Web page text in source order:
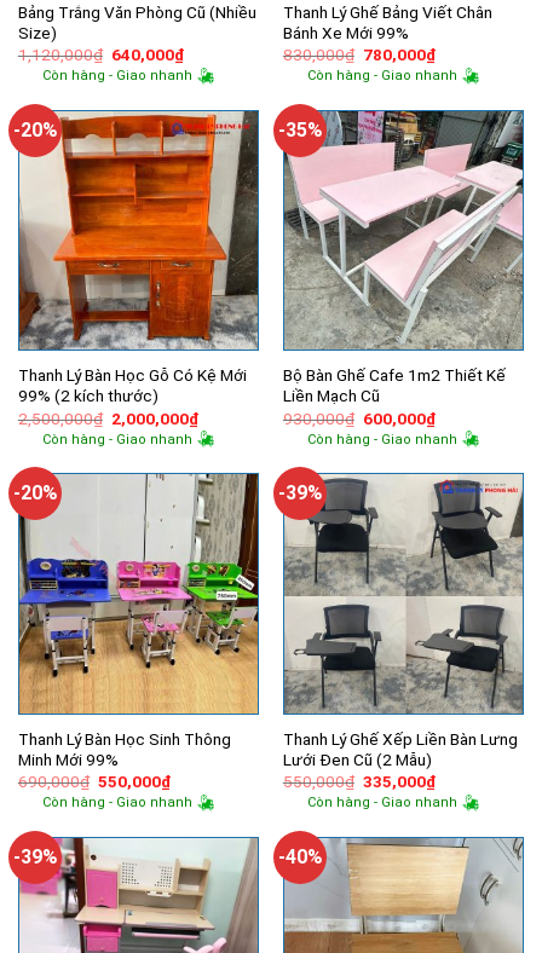
Bảng Trắng Văn Phòng Cũ (Nhiều
Size)
1,120,000₫ Giá
gốc
là:
640,000₫Giá
hiện
tại
640,000₫.
Còn hàng - Giao nhanh
Thanh Lý Ghế Bảng Viết Chân
Bánh Xe Mới 99%
830,000₫ Giá
gốc
là:
780,000₫Giá
hiện
tại
780,000₫.
Còn hàng - Giao nhanh
-20%
Thanh Lý Bàn Học Gỗ Có Kệ Mới
99% (2 kích thước)
2,500,000₫ Giá
gốc
là:
2,000,000₫Giá
hiện
tại
2,000,000₫.
Còn hàng - Giao nhanh
-35%
Bộ Bàn Ghế Cafe 1m2 Thiết Kế
Liền Mạch Cũ
930,000₫ Giá
gốc
là:
600,000₫Giá
hiện
tại
600,000₫.
Còn hàng - Giao nhanh
-20%
Thanh Lý Bàn Học Sinh Thông
Minh Mới 99%
690,000₫ Giá
gốc
là:
550,000₫Giá
hiện
tại
550,000₫.
Còn hàng - Giao nhanh
-39%
Thanh Lý Ghế Xếp Liền Bàn Lưng
Lưới Đen Cũ (2 Mẫu)
550,000₫ Giá
gốc
là:
335,000₫Giá
hiện
tại
335,000₫.
Còn hàng - Giao nhanh
-39% -40%